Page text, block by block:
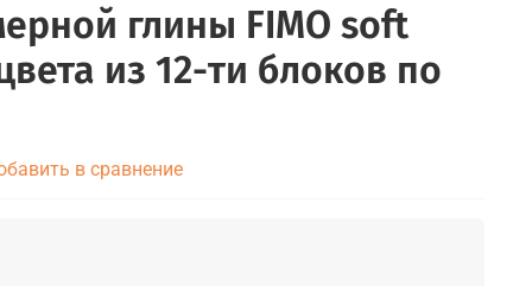
глины FIMO soft
из 12-ти блоков по
в сравнение